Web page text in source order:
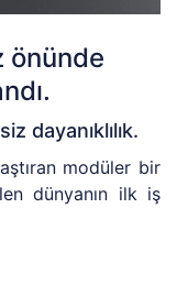
önünde
dayanıklılık.
modüler bir
dünyanın ilk iş